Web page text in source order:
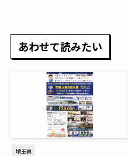
あわせて読みたい
埼玉県